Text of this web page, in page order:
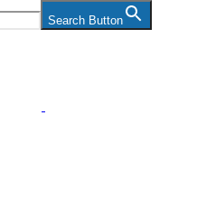
Search Button